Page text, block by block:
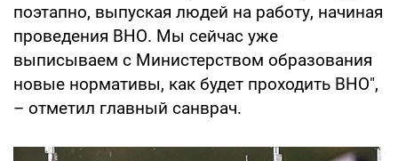
поэтапно, выпуская людей на работу, начиная
проведения ВНО. Мы сейчас уже
выписываем с Министерством образования
новые нормативы, как будет проходить ВНО",
– отметил главный санврач.